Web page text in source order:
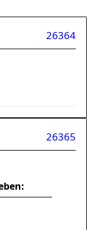
26364
26365